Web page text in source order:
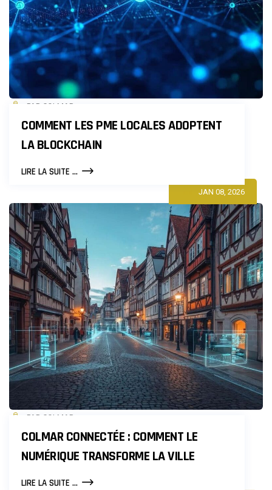
PAR COLMAR
COMMENT LES PME LOCALES ADOPTENT
LA BLOCKCHAIN
LIRE LA SUITE ...COMMENT
LOCALES
BLOCKCHAIN
JAN 08, 2026
PAR COLMAR
COLMAR CONNECTÉE : COMMENT LE
NUMÉRIQUE TRANSFORME LA VILLE
LIRE LA SUITE ...COLMAR